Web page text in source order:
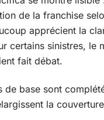
de la franchise
apprécient la
certains sinistres, le
fait débat.
de base sont
la